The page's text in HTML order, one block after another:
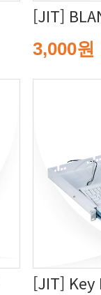
[JIT]
3,000원
[JIT]